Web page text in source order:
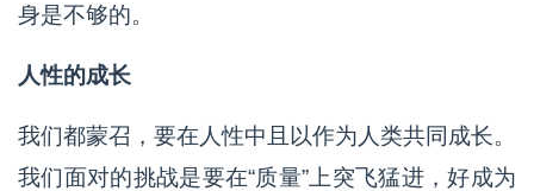
身是不够的。
人性的成长
我们都蒙召，要在人性中且以作为人类共同成长。
我们面对的挑战是要在“质量”上突飞猛进，好成为